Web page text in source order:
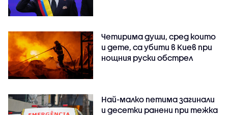
Четирима души, сред които
и дете, са убити в Киев при
нощния руски обстрел
Най-малко петима загинали
и десетки ранени при тежка